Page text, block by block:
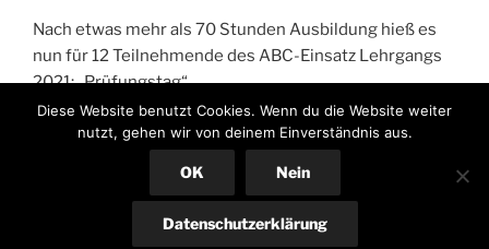
Super
Schnapper
für
den
Umweltschutzzug“
Nach etwas mehr als 70 Stunden Ausbildung hieß es
nun für 12 Teilnehmende des ABC-Einsatz Lehrgangs
2021: „Prüfungstag“.
In einer theoretischen Prüfung mussten die Prüflinge
erlernt haben und was davon noch im Kopf geblieben
Diese Website benutzt Cookies. Wenn du die Website weiter
nutzt, gehen wir von deinem Einverständnis aus.
OK Nein
Datenschutzerklärung